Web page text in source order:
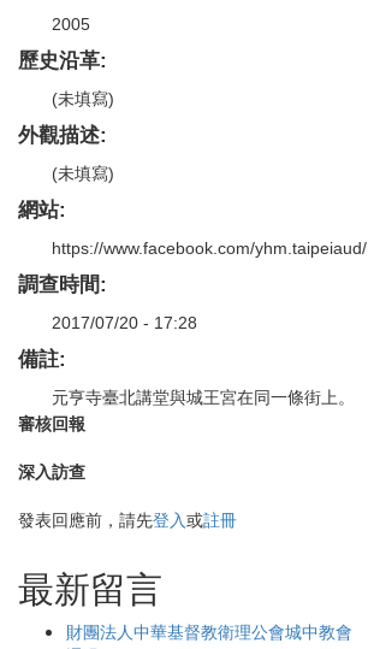
2005
歷史沿革:
(未填寫)
外觀描述:
(未填寫)
網站:
https://www.facebook.com/yhm.taipeiaud/
調查時間:
2017/07/20 - 17:28
備註:
元亨寺臺北講堂與城王宮在同一條街上。
審核回報
深入訪查
發表回應前，請先登入或註冊
最新留言
財團法人中華基督教衛理公會城中教會